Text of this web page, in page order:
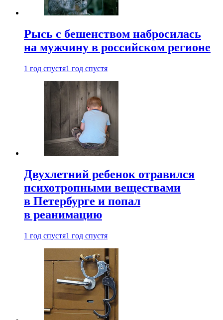
Рысь с бешенством набросилась
на мужчину в российском регионе
1 год спустя1 год спустя
Двухлетний ребенок отравился
психотропными веществами
в Петербурге и попал
в реанимацию
1 год спустя1 год спустя